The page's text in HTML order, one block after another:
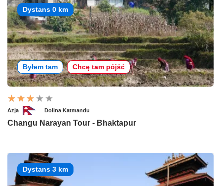
Dystans 0 km
Byłem tam Chcę tam pójść
Azja Dolina Katmandu
Changu Narayan Tour - Bhaktapur
Dystans 3 km